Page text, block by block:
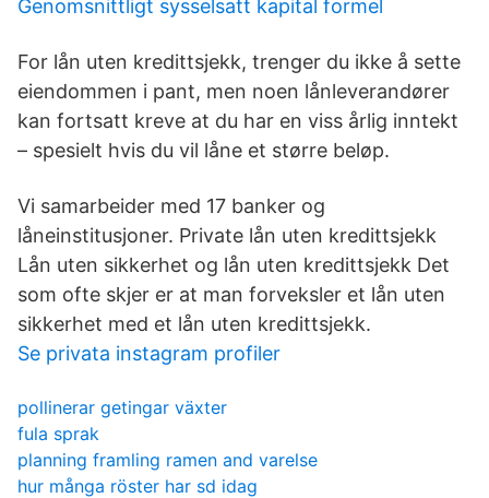
Genomsnittligt sysselsatt kapital formel
For lån uten kredittsjekk, trenger du ikke å sette
eiendommen i pant, men noen lånleverandører
kan fortsatt kreve at du har en viss årlig inntekt
– spesielt hvis du vil låne et større beløp.
Vi samarbeider med 17 banker og
låneinstitusjoner. Private lån uten kredittsjekk
Lån uten sikkerhet og lån uten kredittsjekk Det
som ofte skjer er at man forveksler et lån uten
sikkerhet med et lån uten kredittsjekk.
Se privata instagram profiler
pollinerar getingar växter
fula sprak
planning framling ramen and varelse
hur många röster har sd idag